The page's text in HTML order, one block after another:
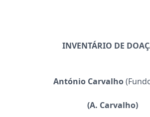
INVENTÁRIO DE
António Carvalho
(A. Carvalho)